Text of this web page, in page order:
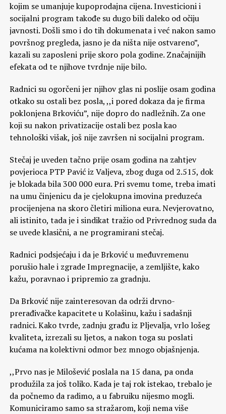
kojim se umanjuje kupoprodajna cijena. Investicioni i
socijalni program takođe su dugo bili daleko od očiju
javnosti. Došli smo i do tih dokumenata i već nakon samo
površnog pregleda, jasno je da ništa nije ostvareno”,
kazali su zaposleni prije skoro pola godine. Značajnijih
efekata od te njihove tvrdnje nije bilo.
Radnici su ogorčeni jer njihov glas ni poslije osam godina
otkako su ostali bez posla, ,,i pored dokaza da je firma
poklonjena Brkoviću”, nije dopro do nadležnih. Za one
koji su nakon privatizacije ostali bez posla kao
tehnološki višak, još nije završen ni socijalni program.
Stečaj je uveden tačno prije osam godina na zahtjev
povjerioca PTP Pavić iz Valjeva, zbog duga od 2.515, dok
je blokada bila 300 000 eura. Pri svemu tome, treba imati
na umu činjenicu da je cjelokupna imovina preduzeća
procijenjena na skoro čletiri miliona eura. Nevjerovatno,
ali istinito, tada je i sindikat tražio od Privrednog suda da
se uvede klasični, a ne programirani stečaj.
Radnici podsjećaju i da je Brković u međuvremenu
porušio hale i zgrade Impregnacije, a zemljište, kako
kažu, poravnao i pripremio za gradnju.
Da Brković nije zainteresovan da održi drvno-
prerađivačke kapacitete u Kolašinu, kažu i sadašnji
radnici. Kako tvrde, zadnju građu iz Pljevalja, vrlo lošeg
kvaliteta, izrezali su ljetos, a nakon toga su poslati
kućama na kolektivni odmor bez mnogo objašnjenja.
,,Prvo nas je Milošević poslala na 15 dana, pa onda
produžila za još toliko. Kada je taj rok istekao, trebalo je
da počnemo da radimo, a u fabruiku nijesmo mogli.
Komuniciramo samo sa stražarom, koji nema više